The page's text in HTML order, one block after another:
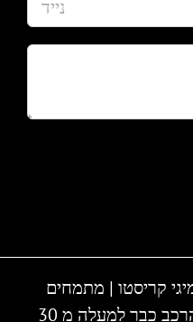
קריסטו | מתמחים
במכירת צמיגים לכל סוגי הרכב כבר למעלה מ 30